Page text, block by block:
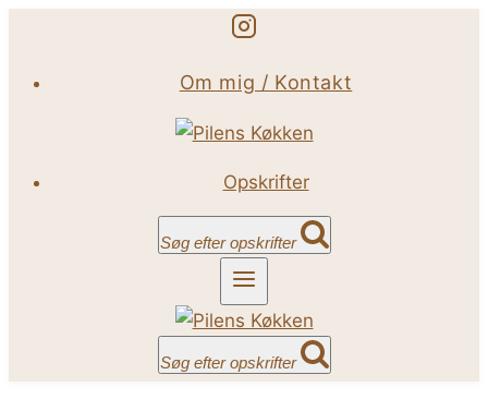
indhold
Om mig / Kontakt
Opskrifter
Søg efter opskrifter
Søg efter opskrifter